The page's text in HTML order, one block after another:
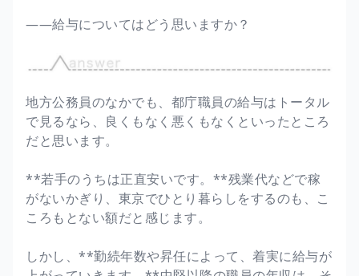
――給与についてはどう思いますか？
地方公務員のなかでも、都庁職員の給与はトータル
で見るなら、良くもなく悪くもなくといったところ
だと思います。
**若手のうちは正直安いです。**残業代などで稼
がないかぎり、東京でひとり暮らしをするのも、こ
ころもとない額だと感じます。
しかし、**勤続年数や昇任によって、着実に給与が